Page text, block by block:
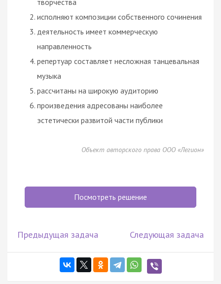
исполняют композиции собственного сочинения
деятельность имеет коммерческую
направленность
репертуар составляет несложная танцевальная
музыка
рассчитаны на широкую аудиторию
произведения адресованы наиболее
эстетически развитой части публики
Объект авторского права ООО «Легион»
Посмотреть решение
Предыдущая задача Следующая задача